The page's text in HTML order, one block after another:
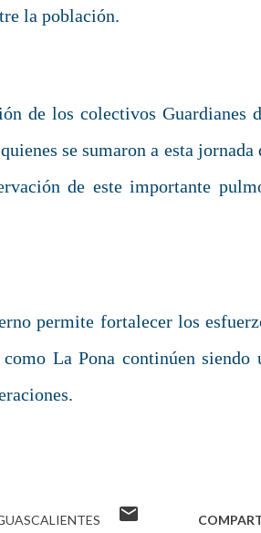
la población.
de los colectivos Guardianes
se sumaron a esta jornada
de este importante
permite fortalecer los
La Pona continúen siendo